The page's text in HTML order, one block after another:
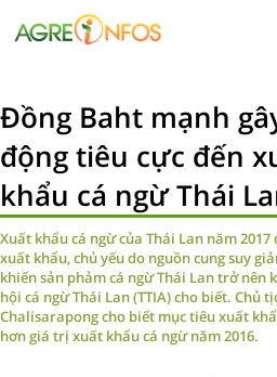
Đồng Baht mạnh
động tiêu cực đến
khẩu cá ngừ Thái
Xuất khẩu cá ngừ của Thái Lan năm
xuất khẩu, chủ yếu do nguồn cung suy
khiến sản phảm cá ngừ Thái Lan trở nên
hội cá ngừ Thái Lan (TTIA) cho biết. Chủ
Chalisarapong cho biết mục tiêu xuất
hơn giá trị xuất khẩu cá ngừ năm 2016.